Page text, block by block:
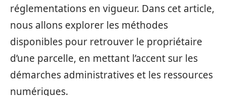
réglementations en vigueur. Dans cet article,
nous allons explorer les méthodes
disponibles pour retrouver le propriétaire
d’une parcelle, en mettant l’accent sur les
démarches administratives et les ressources
numériques.